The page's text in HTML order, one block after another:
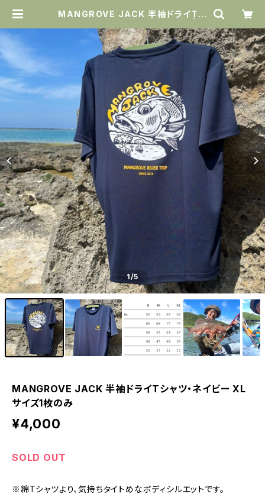
MANGROVE JACK 半袖ドライTシ
mazing Holiday
1/5
MANGROVE JACK 半袖ドライTシャツ・ネイビー XL
サイズ1枚のみ
¥4,000
SOLD OUT
※綿Tシャツより、気持ちタイトめなボディシルエットです。